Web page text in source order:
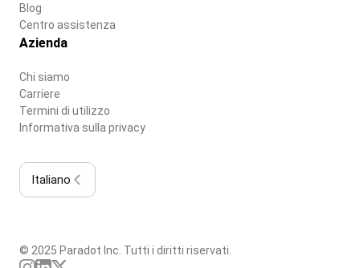
Blog
Centro assistenza
Azienda
Chi siamo
Carriere
Termini di utilizzo
Informativa sulla privacy
Italiano
© 2025 Paradot Inc. Tutti i diritti riservati.